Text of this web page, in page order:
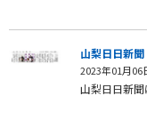
山梨日日新
2023年01月06
山梨日日新聞